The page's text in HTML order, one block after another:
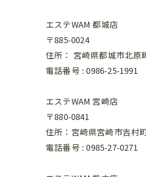
エステWAM 都城店
〒885-0024
住所： 宮崎県都城市北原
電話番号 : 0986-25-1991
エステWAM 宮崎店
〒880-0841
住所：宮崎県宮崎市吉村
電話番号 : 0985-27-0271